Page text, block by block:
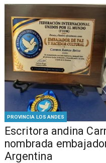
PROVINCIA LOS ANDES
Escritora andina
nombrada
Argentina